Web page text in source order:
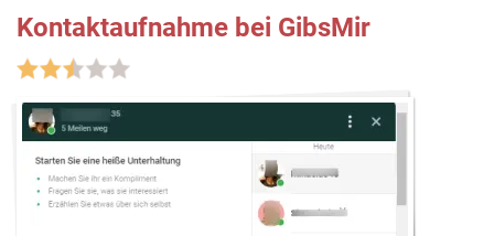
Kontaktaufnahme bei GibsMir